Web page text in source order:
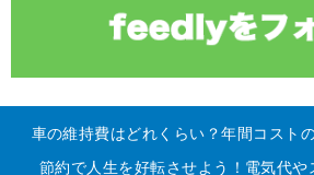
車の維持費はどれくらい？年間コスト
節約で人生を好転させよう！電気代